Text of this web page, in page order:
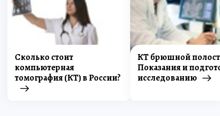
Сколько стоит
компьютерная
томография (КТ) в России?
КТ брюшной
Показания и
исследованию